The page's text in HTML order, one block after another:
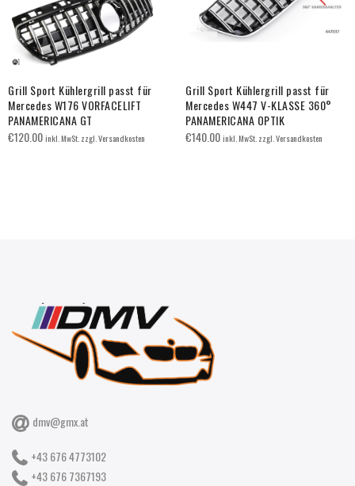
Grill Sport Kühlergrill passt für
Mercedes W176 VORFACELIFT
PANAMERICANA GT
€120.00inkl. MwSt. zzgl. Versandkosten
Grill Sport Kühlergrill passt für
Mercedes W447 V-KLASSE 360°
PANAMERICANA OPTIK
€140.00inkl. MwSt. zzgl. Versandkosten
dmv@gmx.at
+43 676 4773102
+43 676 7367193